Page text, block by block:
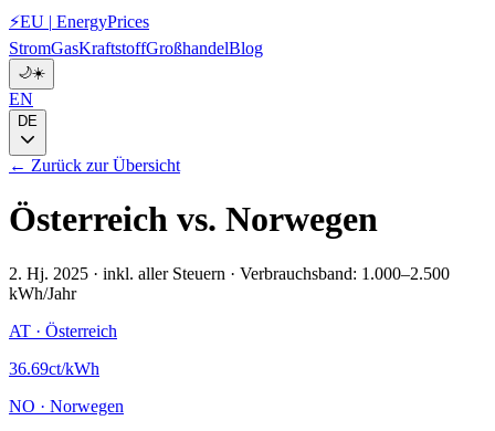
⚡EU | EnergyPrices
StromGasKraftstoffGroßhandelBlog
🌙☀️
EN
DE
← Zurück zur Übersicht
Österreich vs. Norwegen
2. Hj. 2025 · inkl. aller Steuern · Verbrauchsband: 1.000–2.500
kWh/Jahr
AT · Österreich
36.69ct/kWh
NO · Norwegen